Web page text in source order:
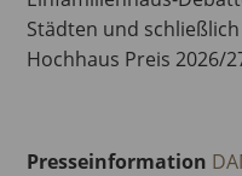
Städten und
Hochhaus Preis 2026/
Presseinformation